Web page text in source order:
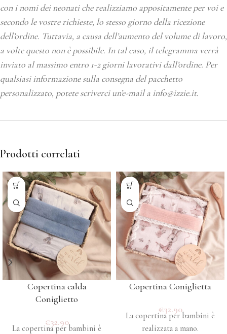
con i nomi dei neonati che realizziamo appositamente per voi e
secondo le vostre richieste, lo stesso giorno della ricezione
dell’ordine. Tuttavia, a causa dell’aumento del volume di lavoro,
a volte questo non è possibile. In tal caso, il telegramma verrà
inviato al massimo entro 1-2 giorni lavorativi dall’ordine. Per
qualsiasi informazione sulla consegna del pacchetto
personalizzato, potete scriverci un’e-mail a info@izzie.it.
Prodotti correlati
Copertina calda
Coniglietto
€32.90
La copertina per bambini è
Copertina Coniglietta
€32.90
La copertina per bambini è
realizzata a mano.